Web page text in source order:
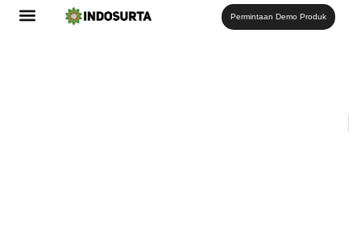
Permintaan Demo Produk